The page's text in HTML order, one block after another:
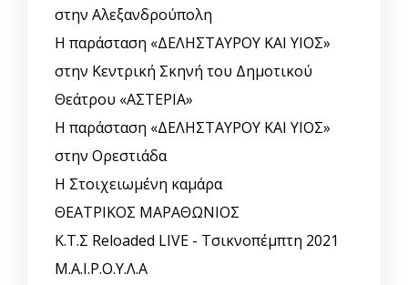
στην Αλεξανδρούπολη
Η παράσταση «ΔΕΛΗΣΤΑΥΡΟΥ ΚΑΙ ΥΙΟΣ»
στην Κεντρική Σκηνή του Δημοτικού
Θεάτρου «ΑΣΤΕΡΙΑ»
Η παράσταση «ΔΕΛΗΣΤΑΥΡΟΥ ΚΑΙ ΥΙΟΣ»
στην Ορεστιάδα
Η Στοιχειωμένη καμάρα
ΘΕΑΤΡΙΚΟΣ ΜΑΡΑΘΩΝΙΟΣ
Κ.Τ.Σ Reloaded LIVE - Τσικνοπέμπτη 2021
Μ.Α.Ι.Ρ.Ο.Υ.Λ.Α